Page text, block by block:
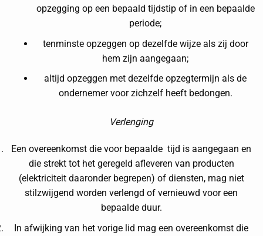
opzegging op een bepaald tijdstip of in een bepaalde
periode;
tenminste opzeggen op dezelfde wijze als zij door
hem zijn aangegaan;
altijd opzeggen met dezelfde opzegtermijn als de
ondernemer voor zichzelf heeft bedongen.
Verlenging
Een overeenkomst die voor bepaalde tijd is aangegaan en
die strekt tot het geregeld afleveren van producten
(elektriciteit daaronder begrepen) of diensten, mag niet
stilzwijgend worden verlengd of vernieuwd voor een
bepaalde duur.
In afwijking van het vorige lid mag een overeenkomst die